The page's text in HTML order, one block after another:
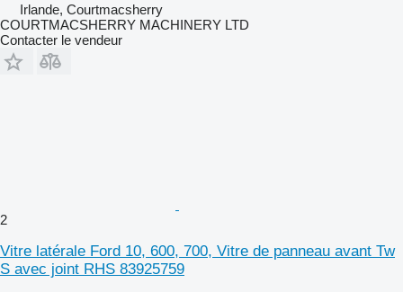
Irlande, Courtmacsherry
COURTMACSHERRY MACHINERY LTD
Contacter le vendeur
2
Vitre latérale Ford 10, 600, 700, Vitre de panneau avant Tw
S avec joint RHS 83925759